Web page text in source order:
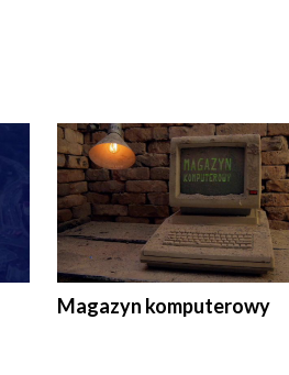
Magazyn komputerowy